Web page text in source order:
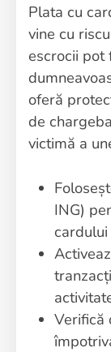
Plata cu
vine cu
escrocii pot
oferă
de
victimă a
ING)
Verifică